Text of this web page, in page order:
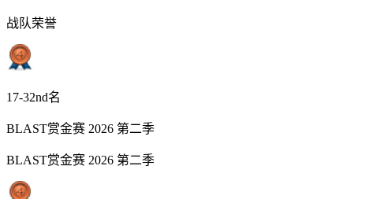
战队荣誉
17-32nd名
BLAST赏金赛 2026 第二季
BLAST赏金赛 2026 第二季